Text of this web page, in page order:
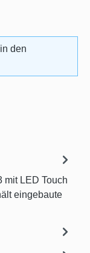
den
mit LED Touch
eingebaute